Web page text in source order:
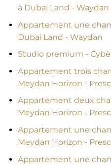
à Dubai Land - Waydan
Appartement une
Dubai Land - Waydan
Studio premium -
Appartement trois
Meydan Horizon -
Appartement deux
Meydan Horizon -
Appartement une
Meydan Horizon -
Appartement une